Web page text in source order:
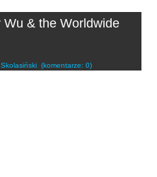
& the Worldwide
(komentarze: 0)